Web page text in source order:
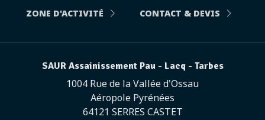
ZONE D'ACTIVITÉ
CONTACT & DEVIS
SAUR Assainissement Pau - Lacq - Tarbes
1004 Rue de la Vallée d'Ossau
Aéropole Pyrénées
64121 SERRES CASTET